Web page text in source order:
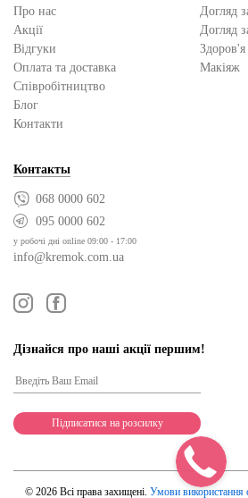
Про нас
Акції
Відгуки
Оплата та доставка
Cпівробітництво
Блог
Контакти
Догляд
Догляд
Здоров'я
Макіяж
Контакты
068 0000 602
095 0000 602
у робочі дні online 09:00 - 17:00
info@kremok.com.ua
Дізнайся про наші акції першим!
© 2026 Всі права захищені. Умови використання